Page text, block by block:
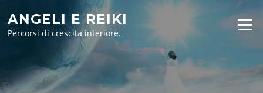
contenuto
ANGELI E REIKI
Percorsi di crescita interiore.
Menu